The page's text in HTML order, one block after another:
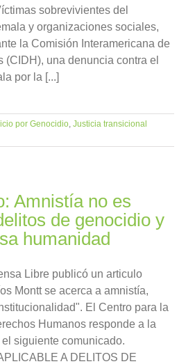
sobrevivientes del
y organizaciones sociales,
la Comisión Interamericana de
(CIDH), una denuncia contra el
por la [...]
por Genocidio, Justicia transicional
Amnistía no es
de genocidio y
humanidad
Libre publicó un articulo
Montt se acerca a amnistía,
El Centro para la
Humanos responde a la
siguiente comunicado.
A DELITOS DE